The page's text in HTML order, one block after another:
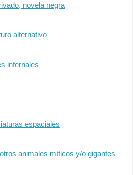
novela negra
alternativo
infernales
espaciales
animales míticos y/o gigantes